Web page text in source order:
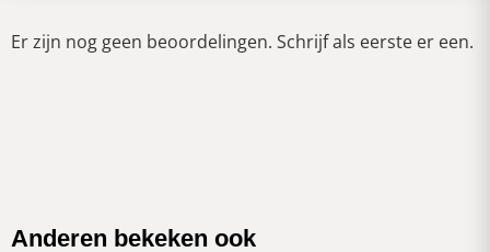
Er zijn nog geen beoordelingen. Schrijf als eerste er een.
Anderen bekeken ook